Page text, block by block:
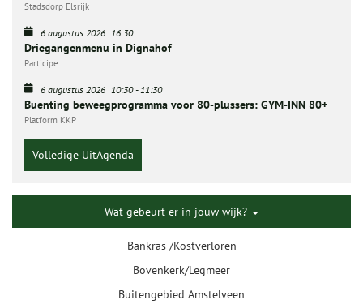
Stadsdorp Elsrijk
6 augustus 2026 16:30
Driegangenmenu in Dignahof
Participe
6 augustus 2026 10:30-11:30
Buenting beweegprogramma voor 80-plussers: GYM-INN 80+
Platform KKP
Volledige UitAgenda
Wat gebeurt er in jouw wijk?
Bankras /Kostverloren
Bovenkerk/Legmeer
Buitengebied Amstelveen